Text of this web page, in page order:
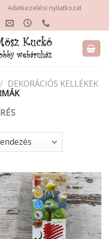
Adatkezelési nyilatkozat
/ DEKORÁCIÓS KELLÉKEK